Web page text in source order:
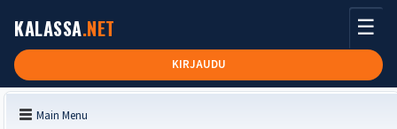
KALASSA.NET
KIRJAUDU
☰
Main Menu